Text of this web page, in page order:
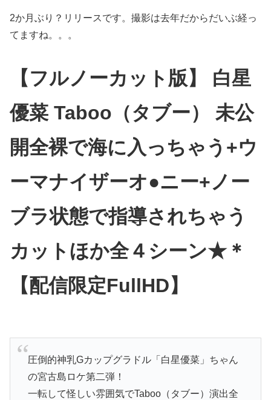
2か月ぶり？リリースです。撮影は去年だからだいぶ経っ
てますね。。。
【フルノーカット版】 白星
優菜 Taboo（タブー） 未公
開全裸で海に入っちゃう+ウ
ーマナイザーオ●ニー+ノー
ブラ状態で指導されちゃう
カットほか全４シーン★＊
【配信限定FullHD】
圧倒的神乳Gカップグラドル「白星優菜」ちゃん
の宮古島ロケ第二弾！
一転して怪しい雰囲気でTaboo（タブー）演出全